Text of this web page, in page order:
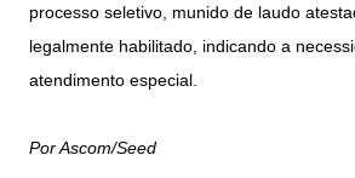
processo seletivo, munido de laudo
legalmente habilitado, indicando a
atendimento especial.
Por Ascom/Seed